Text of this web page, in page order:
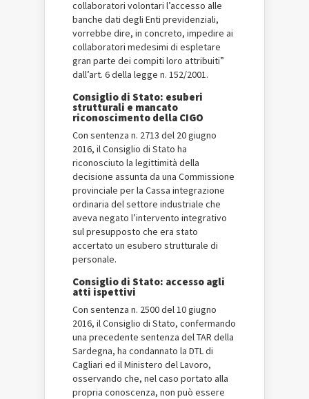
collaboratori volontari l’accesso alle
banche dati degli Enti previdenziali,
vorrebbe dire, in concreto, impedire ai
collaboratori medesimi di espletare
gran parte dei compiti loro attribuiti”
dall’art. 6 della legge n. 152/2001.
Consiglio di Stato: esuberi
strutturali e mancato
riconoscimento della CIGO
Con sentenza n. 2713 del 20 giugno
2016, il Consiglio di Stato ha
riconosciuto la legittimità della
decisione assunta da una Commissione
provinciale per la Cassa integrazione
ordinaria del settore industriale che
aveva negato l’intervento integrativo
sul presupposto che era stato
accertato un esubero strutturale di
personale.
Consiglio di Stato: accesso agli
atti ispettivi
Con sentenza n. 2500 del 10 giugno
2016, il Consiglio di Stato, confermando
una precedente sentenza del TAR della
Sardegna, ha condannato la DTL di
Cagliari ed il Ministero del Lavoro,
osservando che, nel caso portato alla
propria conoscenza, non può essere